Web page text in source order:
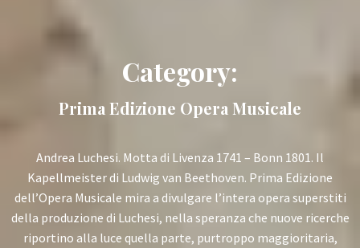
Category:
Prima Edizione Opera Musicale
Andrea Luchesi. Motta di Livenza 1741 – Bonn 1801. Il
Kapellmeister di Ludwig van Beethoven. Prima Edizione
dell’Opera Musicale mira a divulgare l’intera opera superstiti
della produzione di Luchesi, nella speranza che nuove ricerche
riportino alla luce quella parte, purtroppo maggioritaria,